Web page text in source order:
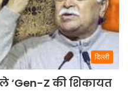
दिल्ली
‘Gen-Z की शिकायत